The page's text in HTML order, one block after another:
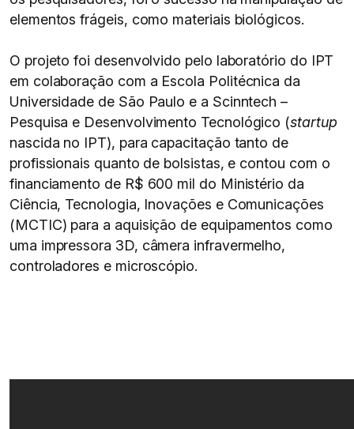
elementos frágeis, como materiais biológicos.
O projeto foi desenvolvido pelo laboratório do IPT
em colaboração com a Escola Politécnica da
Universidade de São Paulo e a Scinntech –
Pesquisa e Desenvolvimento Tecnológico (startup
nascida no IPT), para capacitação tanto de
profissionais quanto de bolsistas, e contou com o
financiamento de R$ 600 mil do Ministério da
Ciência, Tecnologia, Inovações e Comunicações
(MCTIC) para a aquisição de equipamentos como
uma impressora 3D, câmera infravermelho,
controladores e microscópio.